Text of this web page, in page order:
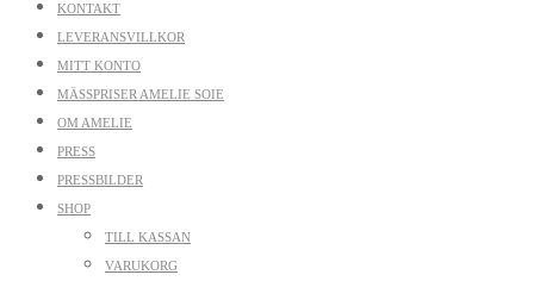
KONTAKT
LEVERANSVILLKOR
MITT KONTO
MÄSSPRISER AMELIE SOIE
OM AMELIE
PRESS
PRESSBILDER
SHOP
TILL KASSAN
VARUKORG